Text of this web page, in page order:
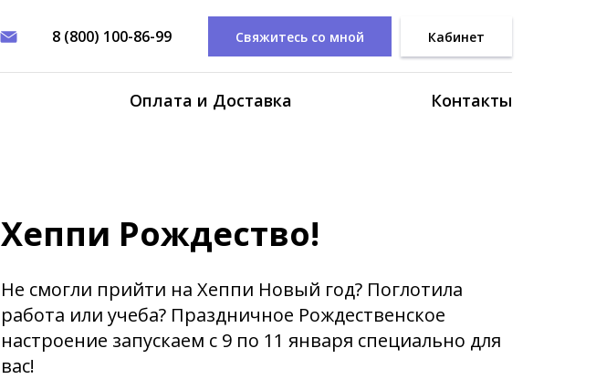
8 (800) 100-86-99 Свяжитесь со мной Кабинет
Оплата и Доставка Контакты
Хеппи Рождество!
Не смогли прийти на Хеппи Новый год? Поглотила
работа или учеба? Праздничное Рождественское
настроение запускаем с 9 по 11 января специально для
вас!